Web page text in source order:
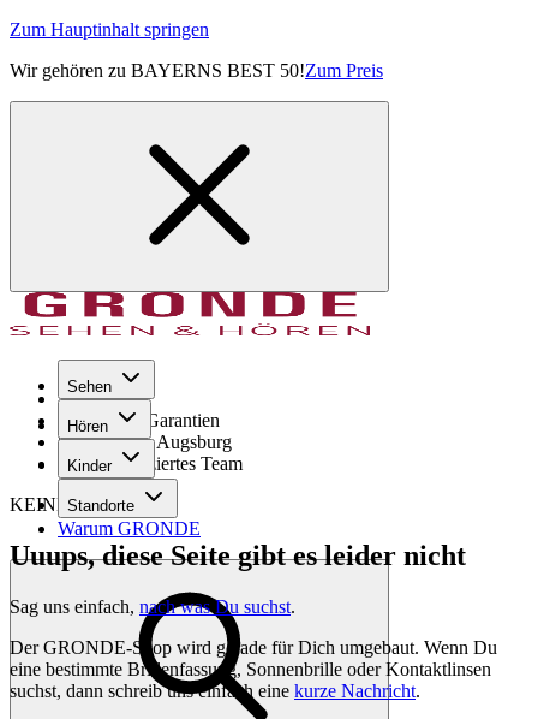
Zum Hauptinhalt springen
Wir gehören zu BAYERNS BEST 50!Zum Preis
Sehen
Hören
Kinder
Standorte
Warum GRONDE
Seit 1971
GRONDE Garantien
8× im Raum Augsburg
Hochqualifiziertes Team
KEINE SORGE!
Uuups, diese Seite gibt es leider nicht
Sag uns einfach, nach was Du suchst.
Der GRONDE-Shop wird gerade für Dich umgebaut. Wenn Du
eine bestimmte Brillenfassung, Sonnenbrille oder Kontaktlinsen
suchst, dann schreib uns einfach eine kurze Nachricht.